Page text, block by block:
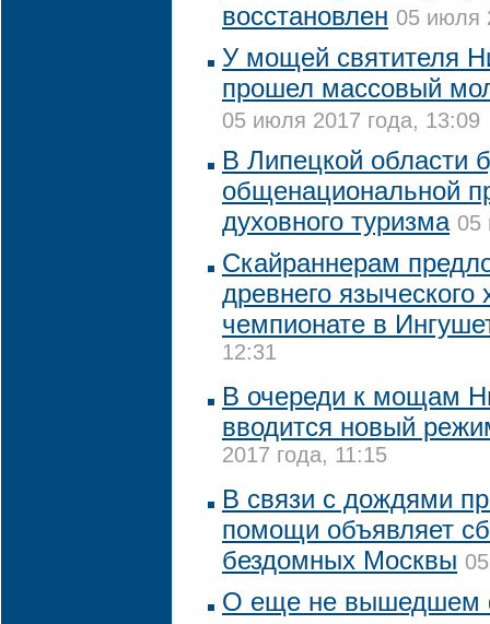
восстановлен 05 июля
У мощей святителя
прошел массовый
05 июля 2017 года, 13:09
В Липецкой области
общенациональной
духовного туризма 05
Скайраннерам
древнего
чемпионате в
12:31
В очереди к мощам
вводится новый
2017 года, 11:15
В связи с дождями
помощи объявляет
бездомных Москвы
О еще не вышедшем